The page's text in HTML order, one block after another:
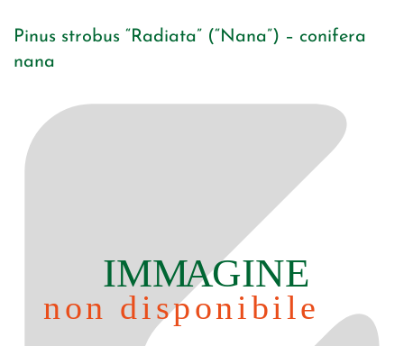
Pinus strobus “Radiata” (“Nana”) – conifera
nana